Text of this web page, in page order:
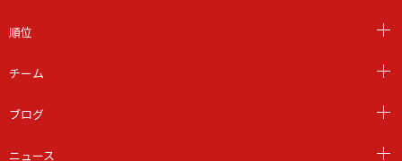
順位
チーム
ブログ
ニュース